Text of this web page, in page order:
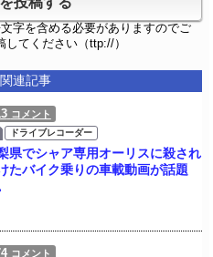
字を含める必要がありますのでご
てください（ttp://）
連記事
コメント
ドライブレコーダー
県でシャア専用オーリスに殺され
たバイク乗りの車載動画が話題
コメント